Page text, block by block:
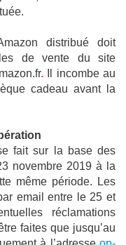
distribué doit
de vente du site
. Il incombe au
cadeau avant la
fait sur la base des
novembre 2019 à la
même période. Les
email entre le 25 et
réclamations
faites que jusqu’au